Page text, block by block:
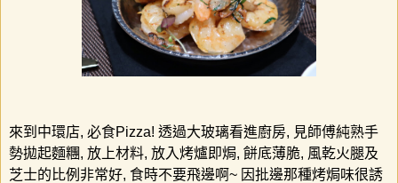
來到中環店, 必食Pizza! 透過大玻璃看進廚房, 見師傅純熟手
勢拋起麵糰, 放上材料, 放入烤爐即焗, 餅底薄脆, 風乾火腿及
芝士的比例非常好, 食時不要飛邊啊~ 因批邊那種烤焗味很誘